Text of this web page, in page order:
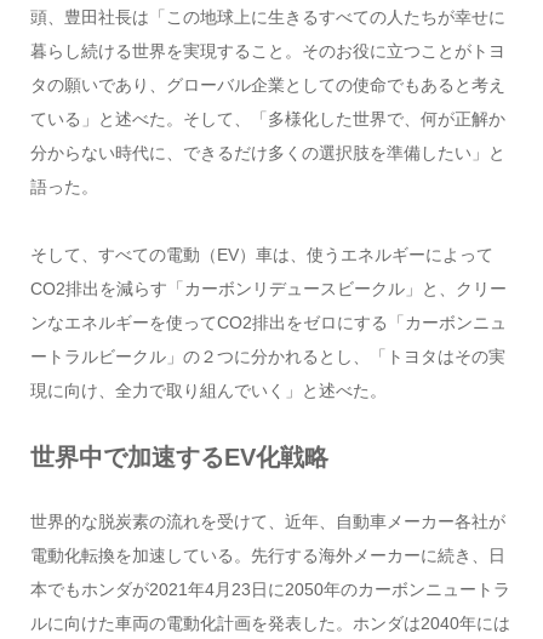
頭、豊田社長は「この地球上に生きるすべての人たちが幸せに
暮らし続ける世界を実現すること。そのお役に立つことがトヨ
タの願いであり、グローバル企業としての使命でもあると考え
ている」と述べた。そして、「多様化した世界で、何が正解か
分からない時代に、できるだけ多くの選択肢を準備したい」と
語った。
そして、すべての電動（EV）車は、使うエネルギーによって
CO2排出を減らす「カーボンリデュースビークル」と、クリー
ンなエネルギーを使ってCO2排出をゼロにする「カーボンニュ
ートラルビークル」の２つに分かれるとし、「トヨタはその実
現に向け、全力で取り組んでいく」と述べた。
世界中で加速するEV化戦略
世界的な脱炭素の流れを受けて、近年、自動車メーカー各社が
電動化転換を加速している。先行する海外メーカーに続き、日
本でもホンダが2021年4月23日に2050年のカーボンニュートラ
ルに向けた車両の電動化計画を発表した。ホンダは2040年には